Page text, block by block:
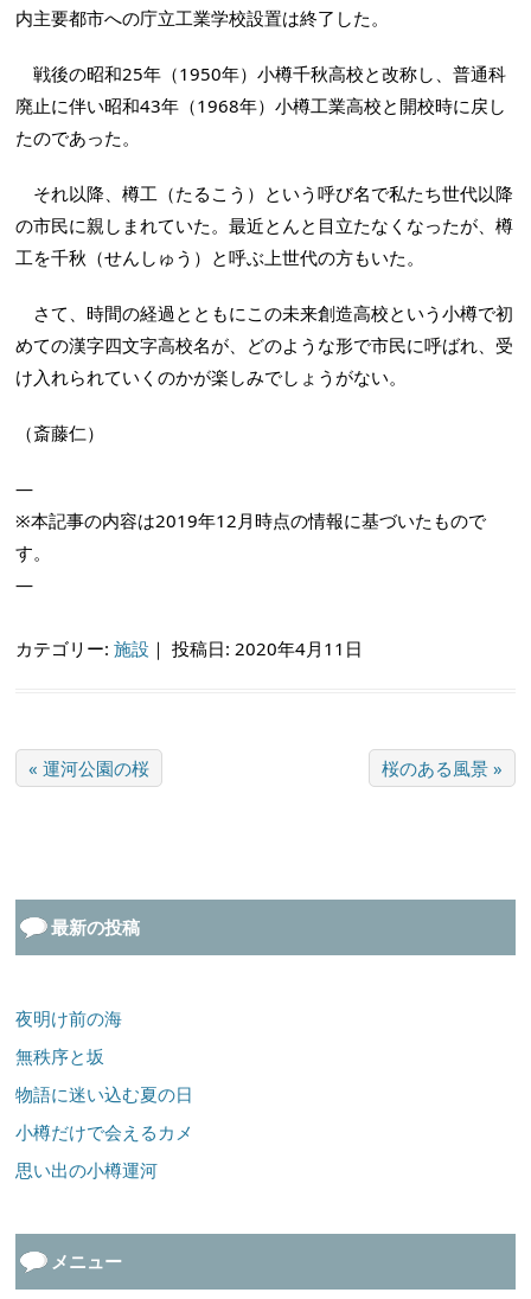
内主要都市への庁立工業学校設置は終了した。
戦後の昭和25年（1950年）小樽千秋高校と改称し、普通科
廃止に伴い昭和43年（1968年）小樽工業高校と開校時に戻し
たのであった。
それ以降、樽工（たるこう）という呼び名で私たち世代以降
の市民に親しまれていた。最近とんと目立たなくなったが、樽
工を千秋（せんしゅう）と呼ぶ上世代の方もいた。
さて、時間の経過とともにこの未来創造高校という小樽で初
めての漢字四文字高校名が、どのような形で市民に呼ばれ、受
け入れられていくのかが楽しみでしょうがない。
（斎藤仁）
—
※本記事の内容は2019年12月時点の情報に基づいたもので
す。
—
カテゴリー:施設 ｜投稿日: 2020年4月11日
« 運河公園の桜 桜のある風景 »
最新の投稿
夜明け前の海
無秩序と坂
物語に迷い込む夏の日
小樽だけで会えるカメ
思い出の小樽運河
メニュー